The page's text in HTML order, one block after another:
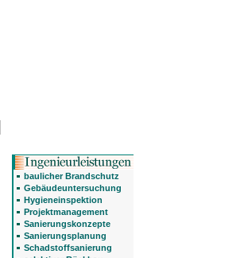
baulicher Brandschutz
Gebäudeuntersuchung
Hygieneinspektion
Projektmanagement
Sanierungskonzepte
Sanierungsplanung
Schadstoffsanierung